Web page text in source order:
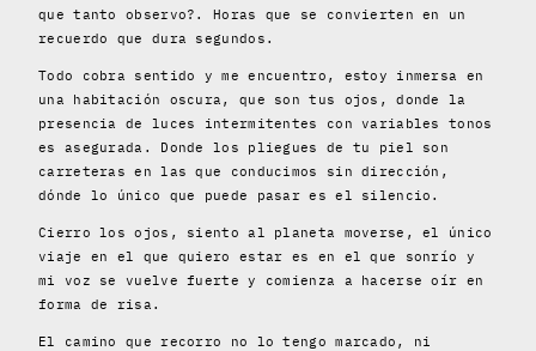
que tanto observo?. Horas que se convierten en un
recuerdo que dura segundos.
Todo cobra sentido y me encuentro, estoy inmersa en
una habitación oscura, que son tus ojos, donde la
presencia de luces intermitentes con variables tonos
es asegurada. Donde los pliegues de tu piel son
carreteras en las que conducimos sin dirección,
dónde lo único que puede pasar es el silencio.
Cierro los ojos, siento al planeta moverse, el único
viaje en el que quiero estar es en el que sonrío y
mi voz se vuelve fuerte y comienza a hacerse oír en
forma de risa.
El camino que recorro no lo tengo marcado, ni